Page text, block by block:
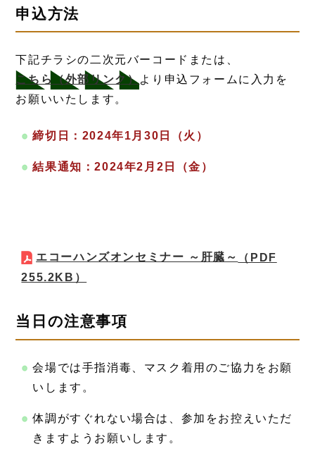
申込方法
下記チラシの二次元バーコードまたは、
こちら （外部リンク） より申込フォームに入力を
お願いいたします。
締切日：2024年1月30日（火）
結果通知：2024年2月2日（金）
エコーハンズオンセミナー ～肝臓～
（PDF
255.2KB）
当日の注意事項
会場では手指消毒、マスク着用のご協力をお願
いします。
体調がすぐれない場合は、参加をお控えいただ
きますようお願いします。